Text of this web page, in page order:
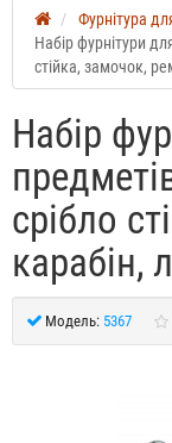
Фурнітура
Набір фурнітури
стійка, замочок,
Набір
срібло
карабін,
Модель: 5367